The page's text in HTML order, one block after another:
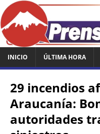
INICIO ÚLTIMA HORA
29 incendios
Araucanía:
autoridades